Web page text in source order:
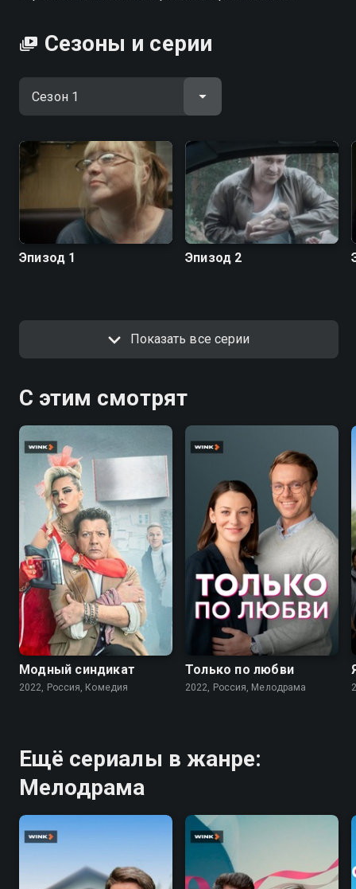
Сезоны и серии
Эпизод 1 Эпизод 2
Показать все серии
С этим смотрят
7.6
Модный синдикат
2022, Россия, Комедия
Только по любви
2022, Россия, Мелодрама
Ещё сериалы в жанре:
Мелодрама